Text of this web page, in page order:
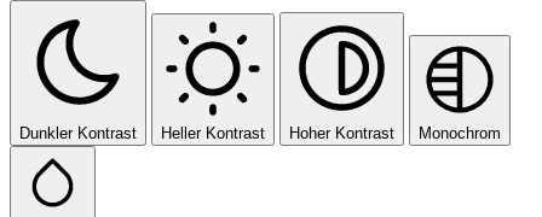
Dunkler Kontrast Heller Kontrast Hoher Kontrast Monochrom